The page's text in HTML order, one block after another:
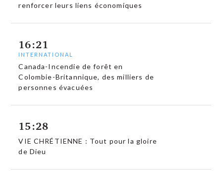
renforcer leurs liens économiques
16:21
INTERNATIONAL
Canada-Incendie de forêt en
Colombie-Britannique, des milliers de
personnes évacuées
15:28
VIE CHRÉTIENNE : Tout pour la gloire
de Dieu